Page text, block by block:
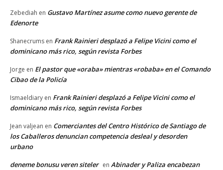
Zebediah en Gustavo Martínez asume como nuevo gerente de
Edenorte
Shanecrums en Frank Rainieri desplazó a Felipe Vicini como el
dominicano más rico, según revista Forbes
Jorge en El pastor que «oraba» mientras «robaba» en el Comando
Cibao de la Policía
Ismaeldiary en Frank Rainieri desplazó a Felipe Vicini como el
dominicano más rico, según revista Forbes
Jean valjean en Comerciantes del Centro Histórico de Santiago de
los Caballeros denuncian competencia desleal y desorden
urbano
deneme bonusu veren siteler en Abinader y Paliza encabezan